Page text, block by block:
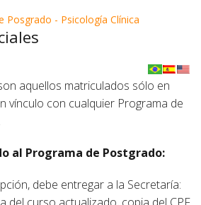
Posgrado - Psicología Clínica
aquellos matriculados sólo en
vínculo con cualquier Programa de
al Programa de Postgrado:
debe entregar a la Secretaría: